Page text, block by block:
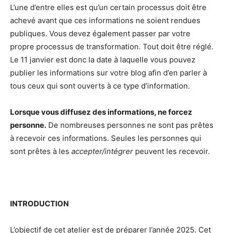
L’une d’entre elles est qu’un certain processus doit être
achevé avant que ces informations ne soient rendues
publiques. Vous devez également passer par votre
propre processus de transformation. Tout doit être réglé.
Le 11 janvier est donc la date à laquelle vous pouvez
publier les informations sur votre blog afin d’en parler à
tous ceux qui sont ouverts à ce type d’information.
Lorsque vous diffusez des informations, ne forcez
personne. De nombreuses personnes ne sont pas prêtes
à recevoir ces informations. Seules les personnes qui
sont prêtes à les accepter/intégrer peuvent les recevoir.
INTRODUCTION
L’objectif de cet atelier est de préparer l’année 2025. Cet